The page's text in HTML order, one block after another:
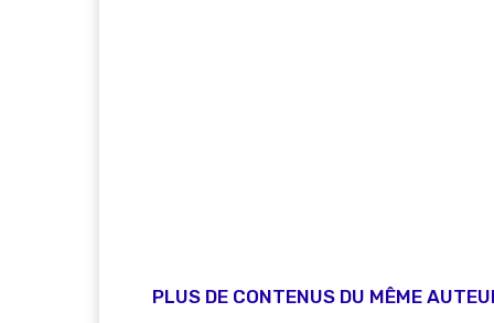
PLUS DE CONTENUS DU MÊME